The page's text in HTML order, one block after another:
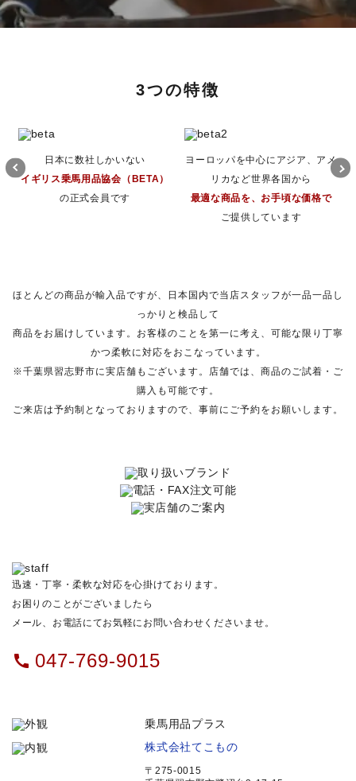
3つの特徴
日本に数社しかいない
イギリス乗馬用品協会（BETA）
の正式会員です
ヨーロッパを中心にアジア、アメ
リカなど世界各国から
最適な商品を、お手頃な価格で
ご提供しています
ほとんどの商品が輸入品ですが、日本国内で当店スタッフが一品一品し
っかりと検品して
商品をお届けしています。お客様のことを第一に考え、可能な限り丁寧
かつ柔軟に対応をおこなっています。
※千葉県習志野市に実店舗もございます。店舗では、商品のご試着・ご
購入も可能です。
ご来店は予約制となっておりますので、事前にご予約をお願いします。
迅速・丁寧・柔軟な対応を心掛けております。
お困りのことがございましたら
メール、お電話にてお気軽にお問い合わせくださいませ。
call 047-769-9015
乗馬用品プラス
株式会社てこもの
〒275-0015